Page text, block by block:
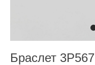
Браслет 3P567